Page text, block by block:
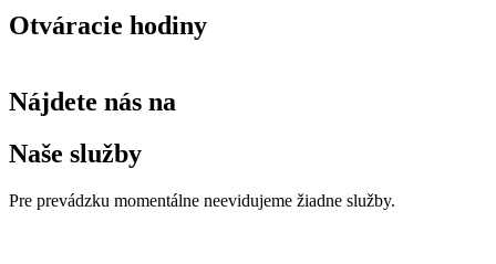
Otváracie hodiny
Nájdete nás na
Naše služby
Pre prevádzku momentálne neevidujeme žiadne služby.